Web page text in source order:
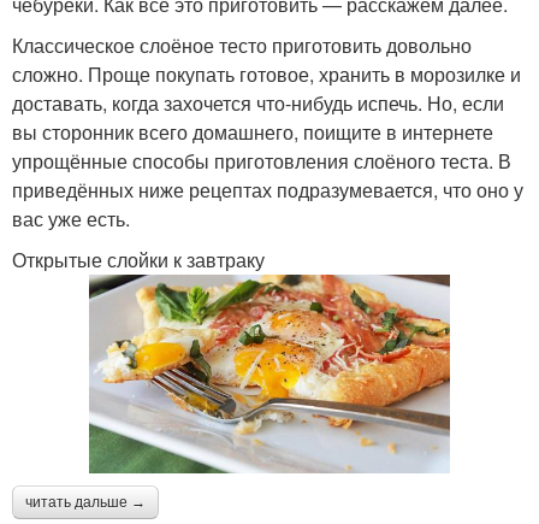
Классическое слоёное тесто приготовить довольно
сложно. Проще покупать готовое, хранить в морозилке и
доставать, когда захочется что-нибудь испечь. Но, если
вы сторонник всего домашнего, поищите в интернете
упрощённые способы приготовления слоёного теста. В
приведённых ниже рецептах подразумевается, что оно у
вас уже есть.
Открытые слойки к завтраку
читать дальше →